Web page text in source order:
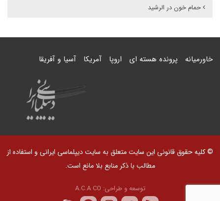
حمام خون در الرشید
خاورمیانه پرونده هسته ای اروپا آمریکا آسیا و آفریقا
© کلیه حقوق قانونی این سایت متعلق به سایت دیپلماسی ایرانی و استفاده از
مطالب با ذکر منابع بلا مانع است.
توسعه و طراحی: A.C.A CO